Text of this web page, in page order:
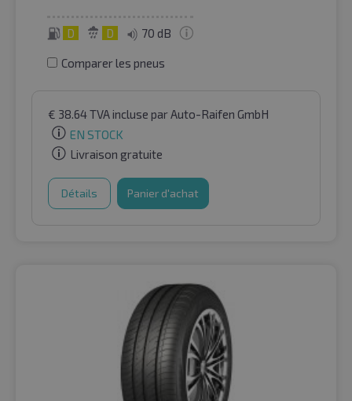
D D 70 dB
Comparer les pneus
€ 38.64TVA incluse par Auto-Raifen GmbH
EN STOCK
Livraison gratuite
Détails Panier d'achat